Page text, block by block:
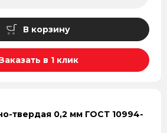
В корзину
в 1 клик
твердая 0,2 мм ГОСТ 10994-